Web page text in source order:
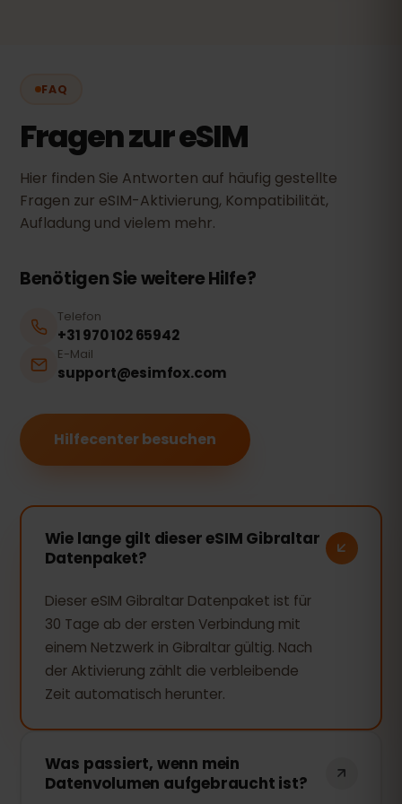
FAQ
Fragen zur eSIM
Hier finden Sie Antworten auf häufig gestellte
Fragen zur eSIM-Aktivierung, Kompatibilität,
Aufladung und vielem mehr.
Benötigen Sie weitere Hilfe?
Telefon
+31 970 102 65942
E-Mail
support@esimfox.com
Hilfecenter besuchen
Wie lange gilt dieser eSIM Gibraltar
Datenpaket?
Dieser eSIM Gibraltar Datenpaket ist für
30 Tage ab der ersten Verbindung mit
einem Netzwerk in Gibraltar gültig. Nach
der Aktivierung zählt die verbleibende
Zeit automatisch herunter.
Was passiert, wenn mein
Datenvolumen aufgebraucht ist?